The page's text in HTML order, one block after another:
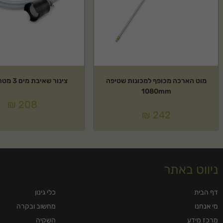
אנחנו מציעים משלוח מהיר לכל הארץ. ניתן לתאם גם איסוף עצמי.
מוט הארכה מכופף למכונות שטיפה
1080mm
₪ 242
צינור שאיבת מים 3 מטר ל – RE
₪ 208
ניווט באתר
דף הבית
מי אנחנו
מרכז מידע
כלי גינון
מחשוב ובקרה
השקיה